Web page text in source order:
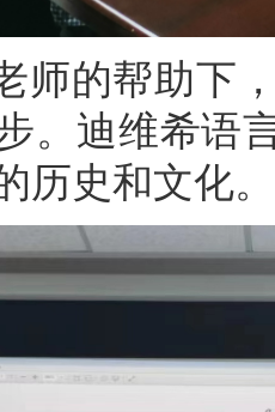
师的帮助下
。迪维希语
历史和文化。